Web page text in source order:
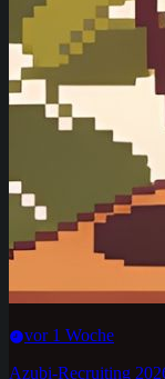
vor 1 Woche
Azubi-Recruiting